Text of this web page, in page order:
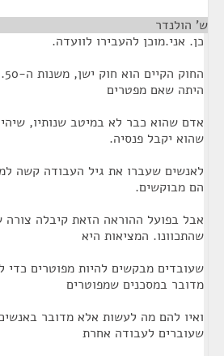
ש' הולנדר
כן. אני.מוכן להעבירו לוועדה.
היתה שאם מפטרים
אדם שהוא כבר לא במיטב שנותיו,
שהוא יקבל פנסיה.
לאנשים שעברו את גיל העבודה קשה
הם מבוקשים.
אבל בפועל ההוראה הזאת קיבלה צורה
שהתכוונו. המציאות היא
שעובדים מבקשים להיות מפוטרים כדי
מדובר במסכנים שמפוטרים
ואיו להם מה לעשות אלא מדובר
שעוברים לעבודה אחרת